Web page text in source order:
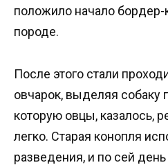
положило начало бордер-
породе.
После этого стали
овчарок, выделяя собаку
которую овцы, казалось,
легко. Старая конопля
разведения, и по сей